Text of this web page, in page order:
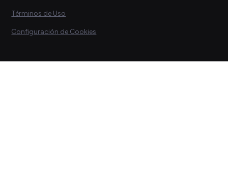
Términos de Uso
Configuración de Cookies